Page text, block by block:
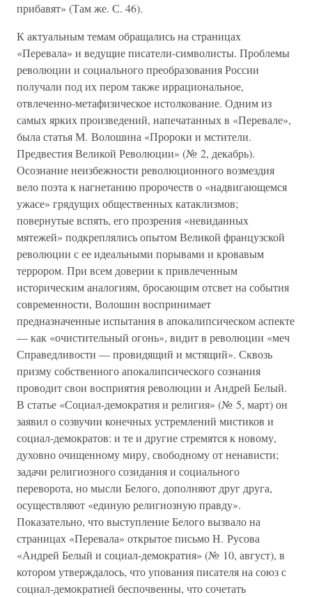
прибавят» (Там же. С. 46).
К актуальным темам обращались на страницах
«Перевала» и ведущие писатели-символисты. Проблемы
революции и социального преобразования России
получали под их пером также иррациональное,
отвлеченно-метафизическое истолкование. Одним из
самых ярких произведений, напечатанных в «Перевале»,
была статья М. Волошина «Пророки и мстители.
Предвестия Великой Революции» (№ 2, декабрь).
Осознание неизбежности революционного возмездия
вело поэта к нагнетанию пророчеств о «надвигающемся
ужасе» грядущих общественных катаклизмов;
повернутые вспять, его прозрения «невиданных
мятежей» подкреплялись опытом Великой французской
революции с ее идеальными порывами и кровавым
террором. При всем доверии к привлеченным
историческим аналогиям, бросающим отсвет на события
современности, Волошин воспринимает
предназначенные испытания в апокалипсическом аспекте
— как «очистительный огонь», видит в революции «меч
Справедливости — провидящий и мстящий». Сквозь
призму собственного апокалипсического сознания
проводит свои восприятия революции и Андрей Белый.
В статье «Социал-демократия и религия» (№ 5, март) он
заявил о созвучии конечных устремлений мистиков и
социал-демократов: и те и другие стремятся к новому,
духовно очищенному миру, свободному от ненависти;
задачи религиозного созидания и социального
переворота, но мысли Белого, дополняют друг друга,
осуществляют «единую религиозную правду».
Показательно, что выступление Белого вызвало на
страницах «Перевала» открытое письмо Н. Русова
«Андрей Белый и социал-демократия» (№ 10, август), в
котором утверждалось, что упования писателя на союз с
социал-демократией беспочвенны, что сочетать